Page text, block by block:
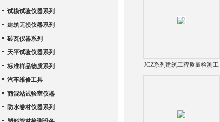
JCZ系列建筑工程质量检测工
试模试验仪器系列
建筑无损仪器系列
砖瓦仪器系列
天平试验仪器系列
标准样品物质系列
汽车维修工具
商混站试验室仪器
防水卷材仪器系列